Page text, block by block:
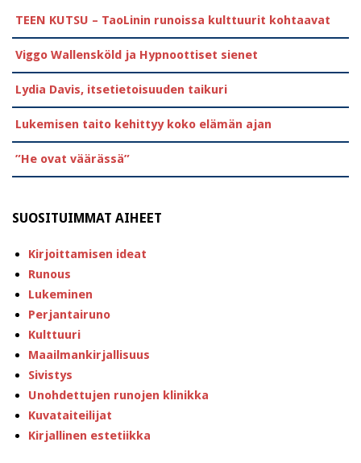
TEEN KUTSU – TaoLinin runoissa kulttuurit kohtaavat
Viggo Wallensköld ja Hypnoottiset sienet
Lydia Davis, itsetietoisuuden taikuri
Lukemisen taito kehittyy koko elämän ajan
”He ovat väärässä”
SUOSITUIMMAT AIHEET
Kirjoittamisen ideat
Runous
Lukeminen
Perjantairuno
Kulttuuri
Maailmankirjallisuus
Sivistys
Unohdettujen runojen klinikka
Kuvataiteilijat
Kirjallinen estetiikka